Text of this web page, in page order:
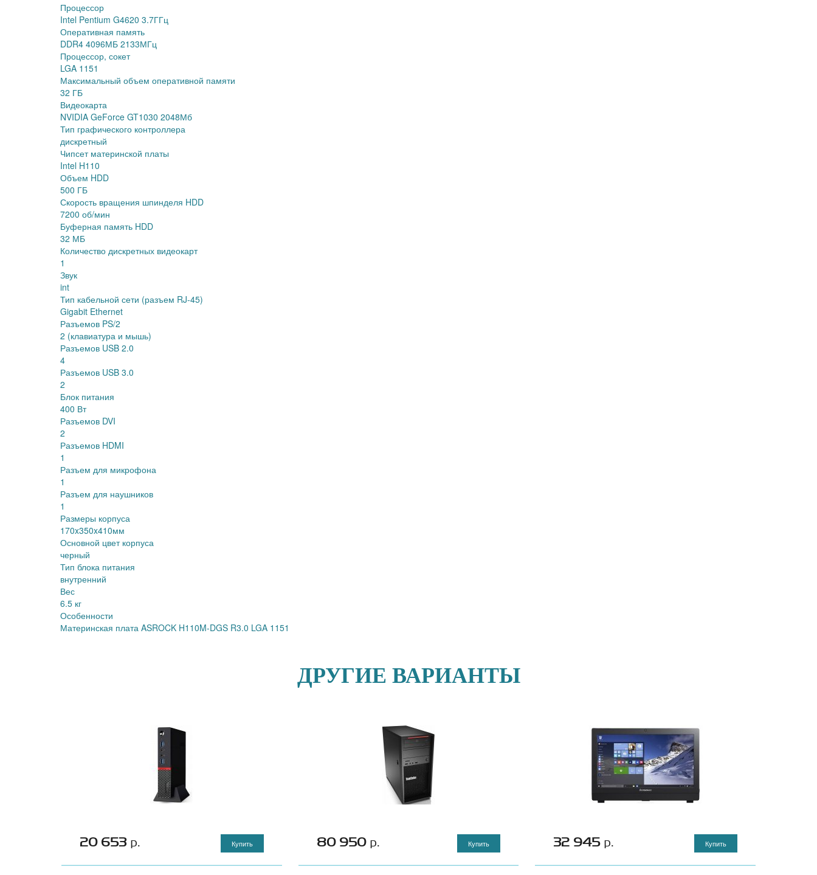
Процессор
Intel Pentium G4620 3.7ГГц
Оперативная память
DDR4 4096МБ 2133МГц
Процессор, сокет
LGA 1151
Максимальный объем оперативной памяти
32 ГБ
Видеокарта
NVIDIA GeForce GT1030 2048Мб
Тип графического контроллера
дискретный
Чипсет материнской платы
Intel H110
Объем HDD
500 ГБ
Скорость вращения шпинделя HDD
7200 об/мин
Буферная память HDD
32 МБ
Количество дискретных видеокарт
1
Звук
int
Тип кабельной сети (разъем RJ-45)
Gigabit Ethernet
Разъемов PS/2
2 (клавиатура и мышь)
Разъемов USB 2.0
4
Разъемов USB 3.0
2
Блок питания
400 Вт
Разъемов DVI
2
Разъемов HDMI
1
Разъем для микрофона
1
Разъем для наушников
1
Размеры корпуса
170x350x410мм
Основной цвет корпуса
черный
Тип блока питания
внутренний
Вес
6.5 кг
Особенности
Материнская плата ASROCK H110M-DGS R3.0 LGA 1151
ДРУГИЕ ВАРИАНТЫ
20 653р. Купить 80 950р. Купить 32 945р. Купить